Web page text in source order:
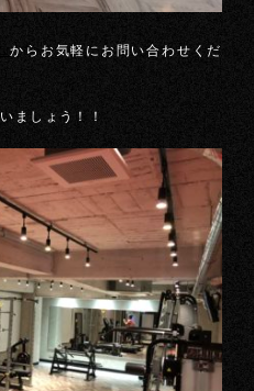
からお気軽にお問い合わせくだ
ましょう！！